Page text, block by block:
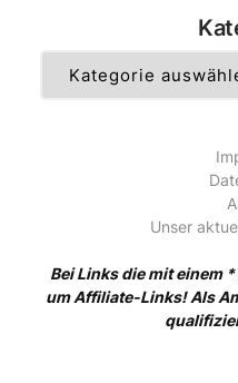
Unser
Bei Links die mit einem
um Affiliate-Links! Als